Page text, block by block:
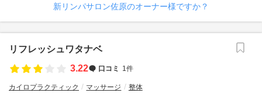
新リンパサロン佐原のオーナー様ですか？
リフレッシュワタナベ
3.22
口コミ 1件
カイロプラクティック マッサージ 整体